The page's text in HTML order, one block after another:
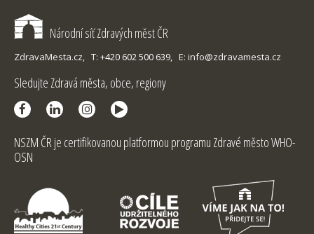
Národní síť Zdravých měst ČR
ZdravaMesta.cz, T: +420 602 500 639, E: info@zdravamesta.cz
Sledujte Zdravá města, obce, regiony
NSZM ČR je certifikovanou platformou programu Zdravé město WHO-
OSN